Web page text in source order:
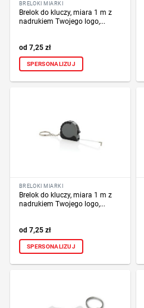
BRELOKI MIARKI
Brelok do kluczy, miara 1 m z
nadrukiem Twojego logo,...
7,25 zł
SPERSONALIZUJ
BRELOKI MIARKI
Brelok do kluczy, miara 1 m z
nadrukiem Twojego logo,...
7,25 zł
SPERSONALIZUJ